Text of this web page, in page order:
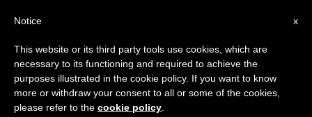
La Sede Apostólica y la
×
Aviso importante
Del 27 de julio al 7 de agosto haremos la pausa
anual, aprovechando que en el periodo de verano
se generan menos informaciones y también el
x
Notice
This website or its third party tools use cookies, which are
necessary to its functioning and required to achieve the
purposes illustrated in the cookie policy. If you want to know
more or withdraw your consent to all or some of the cookies,
please refer to the cookie policy